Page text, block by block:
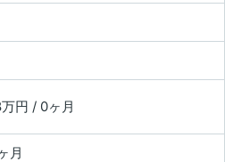
円 / 0ヶ月
月